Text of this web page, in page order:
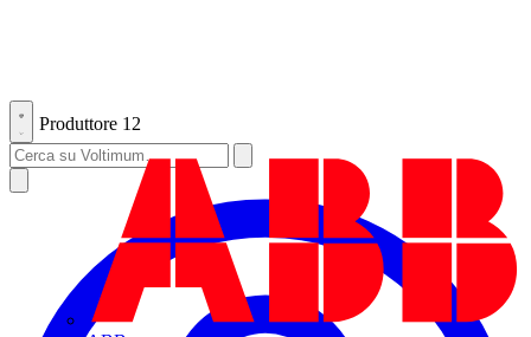
Produttore 12